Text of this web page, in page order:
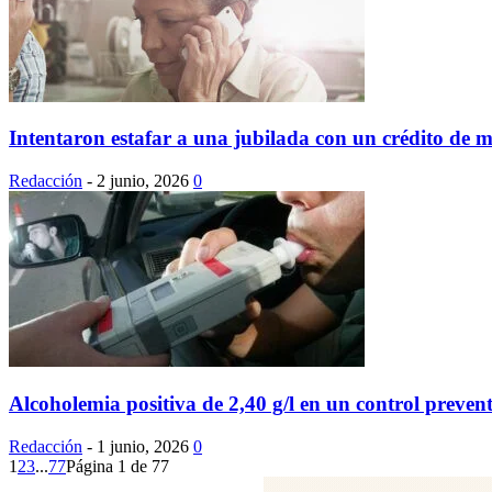
Intentaron estafar a una jubilada con un crédito de
Redacción - 2 junio, 2026 0
Alcoholemia positiva de 2,40 g/l en un control
Redacción - 1 junio, 2026 0
1 23...77Página 1 de 77